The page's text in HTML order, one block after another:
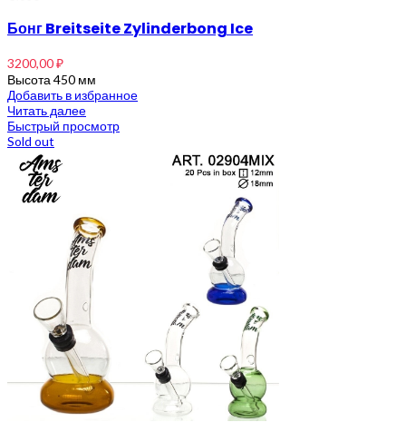
Бонг Breitseite Zylinderbong Ice
3200,00₽
Высота 450 мм
Добавить в избранное
Читать далее
Быстрый просмотр
Sold out